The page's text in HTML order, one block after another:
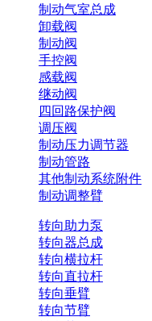
制动气室总成
卸载阀
制动阀
手控阀
感载阀
继动阀
四回路保护阀
调压阀
制动压力调节器
制动管路
其他制动系统附件
制动调整臂
转向助力泵
转向器总成
转向横拉杆
转向直拉杆
转向垂臂
转向节臂